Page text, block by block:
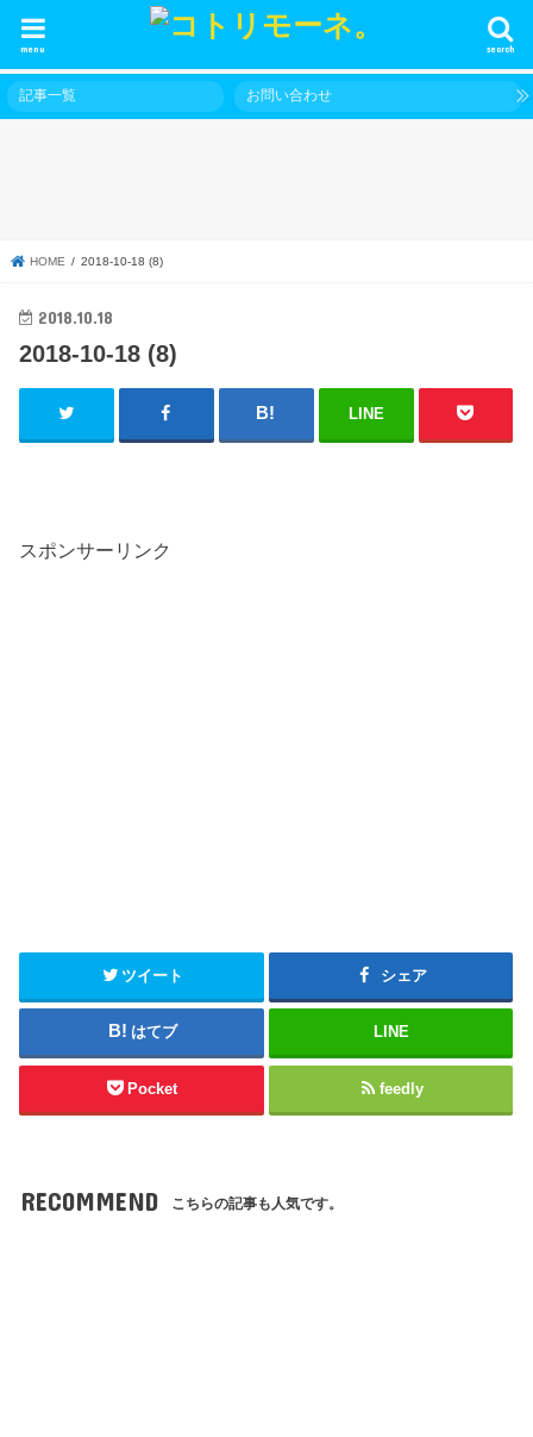
search
menu
記事一覧 お問い合わせ
HOME 2018-10-18 (8)
2018.10.18
2018-10-18 (8)
LINE
スポンサーリンク
ツイート シェア
はてブ LINE
Pocket feedly
RECOMMEND こちらの記事も人気です。